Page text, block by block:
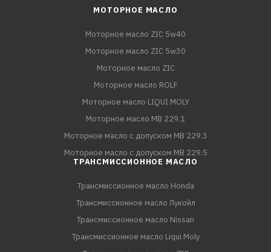
МОТОРНОЕ МАСЛО
Моторное масло ZIC 5w40
Моторное масло ZIC 5w30
Моторное масло ZIC
Моторное масло ROLF
Моторное масло LIQUI MOLY
Моторное масло MB 229.1
Моторное масло с допуском MB 229.3
Моторное масло с допуском MB 229.5
ТРАНСМИССИОННОЕ МАСЛО
Трансмиссионное масло Honda
Трансмиссионное масло Лукойл
Трансмиссионное масло Nissan
Трансмиссионное масло Liqui Moly